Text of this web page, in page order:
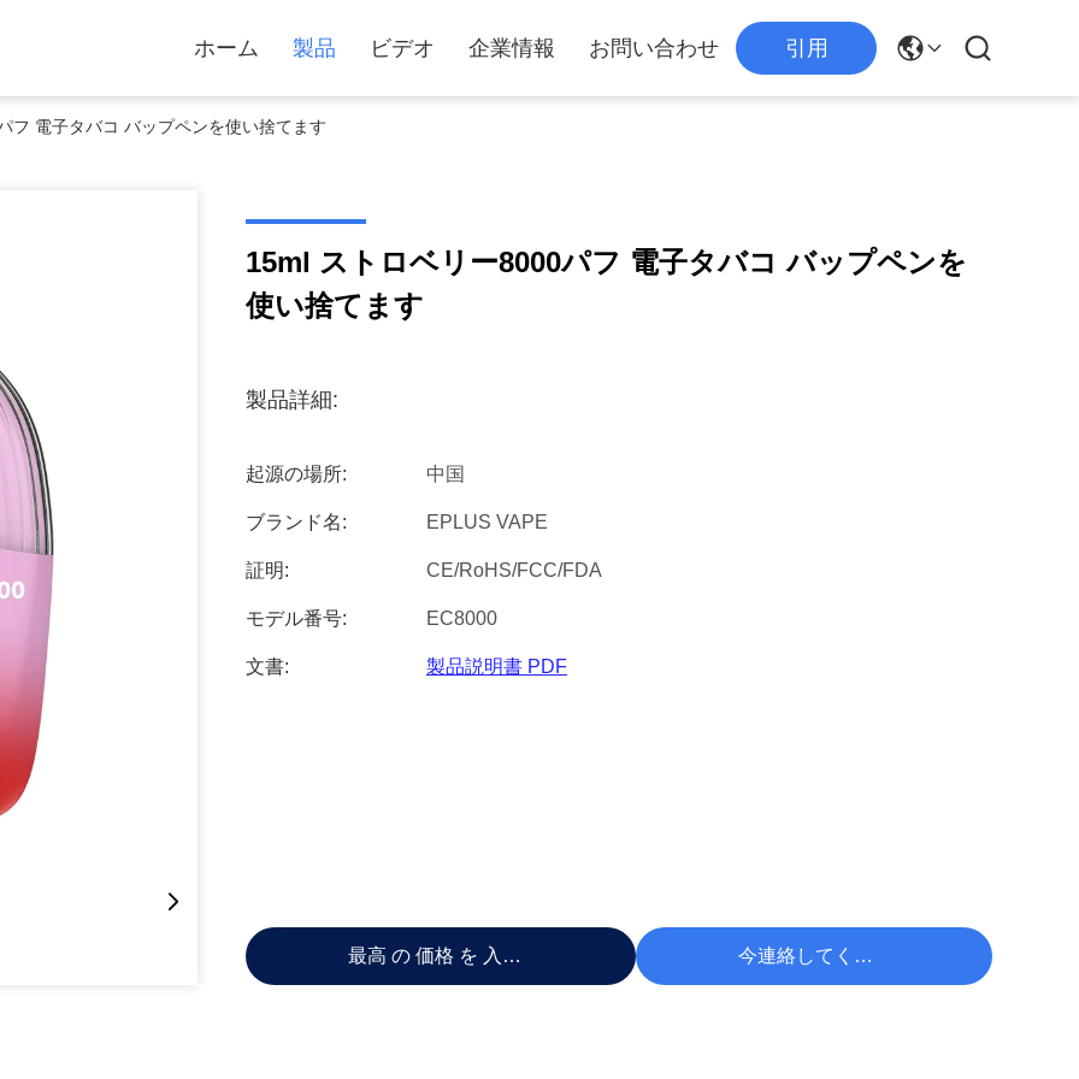
ホーム 製品 ビデオ 企業情報 お問い合わせ 引用
フ 電子タバコ バップペンを使い捨てます
15ml ストロベリー8000パフ 電子タバコ バップペンを
使い捨てます
製品詳細:
起源の場所: 中国
ブランド名: EPLUS VAPE
証明: CE/RoHS/FCC/FDA
モデル番号: EC8000
文書: 製品説明書 PDF
最高 の 価格 を 入手 する 今連絡してください